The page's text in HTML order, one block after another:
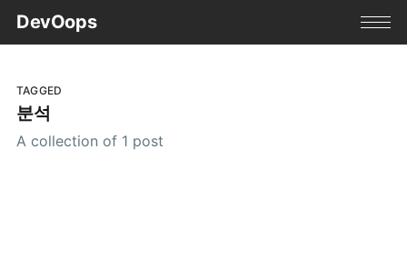
DevOops
TAGGED
분석
A collection of 1 post